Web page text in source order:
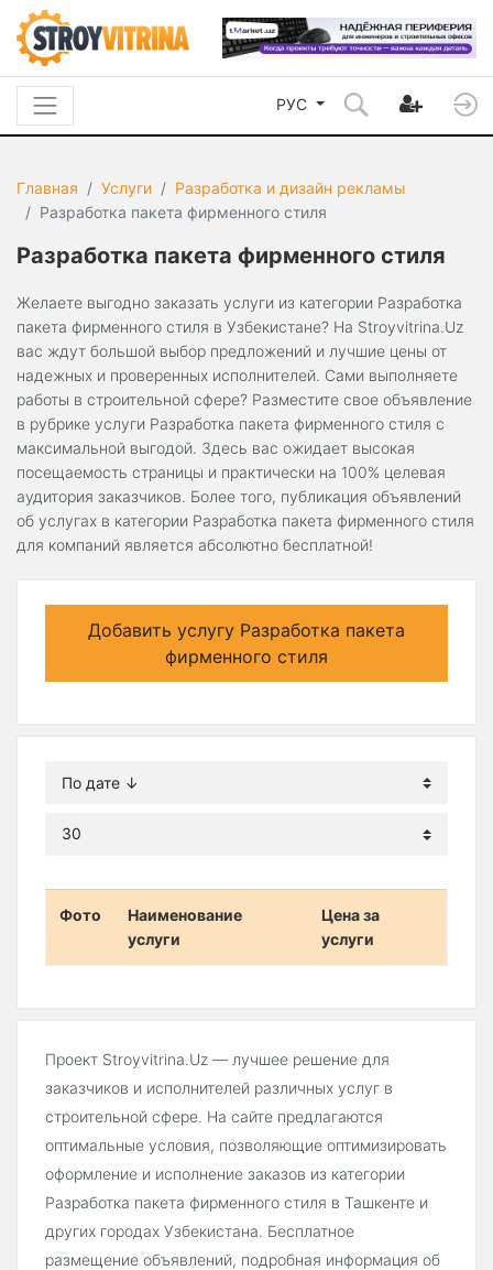
РУС
Главная Услуги
Разработка и дизайн рекламы
Разработка пакета фирменного стиля
Разработка пакета фирменного стиля
Желаете выгодно заказать услуги из категории Разработка
пакета фирменного стиля в Узбекистане? На Stroyvitrina.Uz
вас ждут большой выбор предложений и лучшие цены от
надежных и проверенных исполнителей. Сами выполняете
работы в строительной сфере? Разместите свое объявление
в рубрике услуги Разработка пакета фирменного стиля с
максимальной выгодой. Здесь вас ожидает высокая
посещаемость страницы и практически на 100% целевая
аудитория заказчиков. Более того, публикация объявлений
об услугах в категории Разработка пакета фирменного стиля
для компаний является абсолютно бесплатной!
Добавить услугу Разработка пакета
фирменного стиля
Фото
Наименование
услуги
Цена за
услуги
Проект Stroyvitrina.Uz — лучшее решение для
заказчиков и исполнителей различных услуг в
строительной сфере. На сайте предлагаются
оптимальные условия, позволяющие оптимизировать
оформление и исполнение заказов из категории
Разработка пакета фирменного стиля в Ташкенте и
других городах Узбекистана. Бесплатное
размещение объявлений, подробная информация об